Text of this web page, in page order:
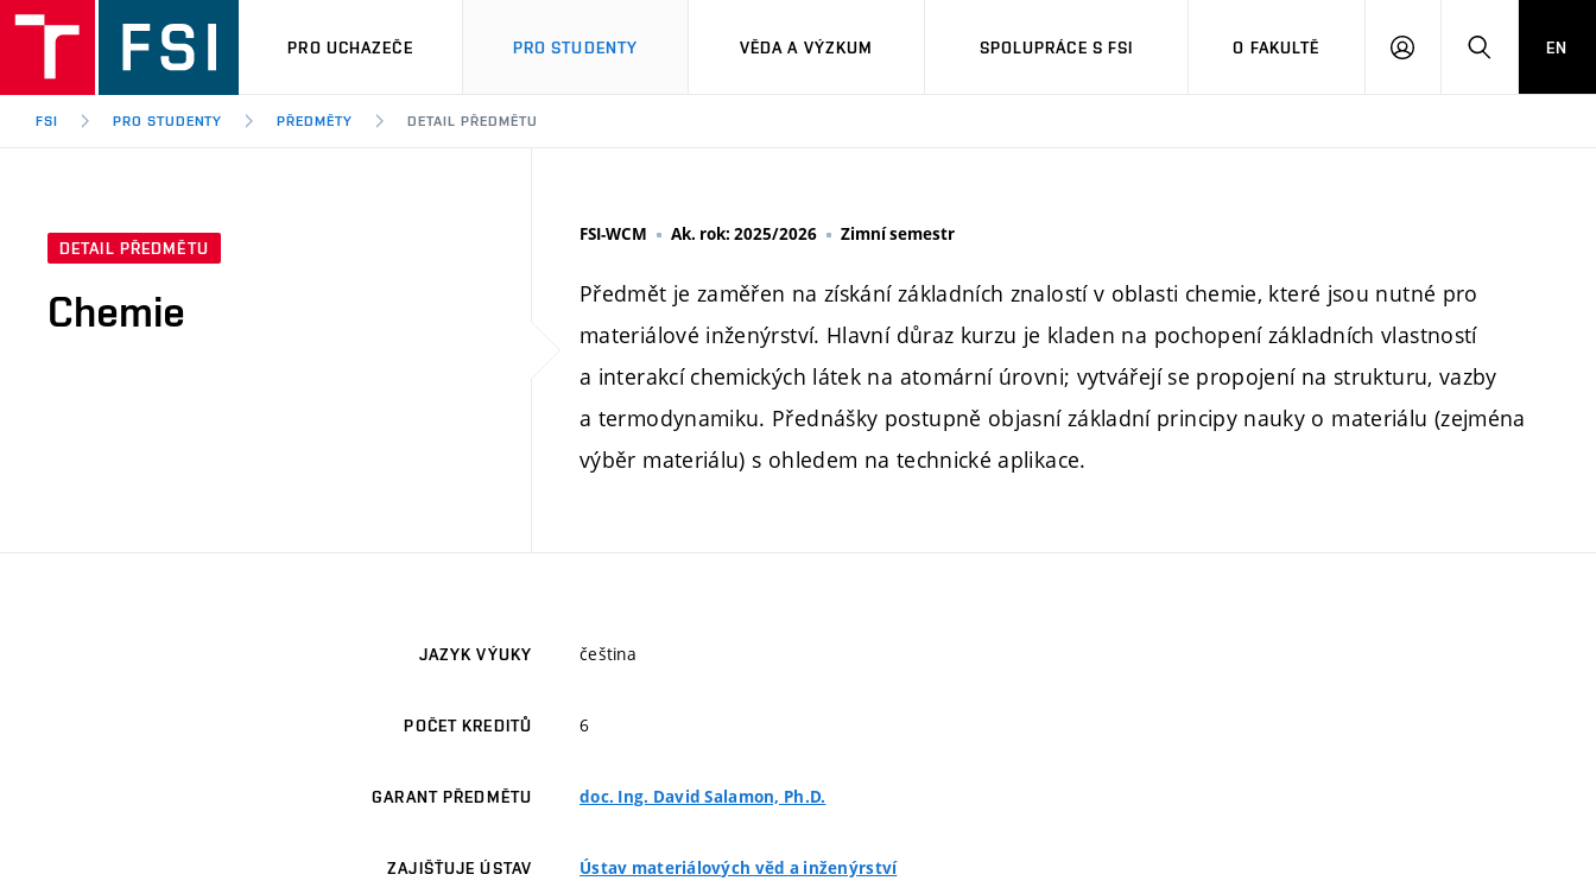
PRO UCHAZEČE PRO STUDENTY VĚDA A VÝZKUM SPOLUPRÁCE S FSI O FAKULTĚ
PŘIHLÁŠENÍHLEDAT
EN
FSI PRO STUDENTY PŘEDMĚTY DETAIL PŘEDMĚTU
DETAIL PŘEDMĚTU
Chemie
FSI-WCM Ak. rok: 2025/2026 Zimní semestr
Předmět je zaměřen na získání základních znalostí v oblasti chemie, které jsou nutné pro
materiálové inženýrství. Hlavní důraz kurzu je kladen na pochopení základních vlastností
a interakcí chemických látek na atomární úrovni; vytvářejí se propojení na strukturu, vazby
a termodynamiku. Přednášky postupně objasní základní principy nauky o materiálu (zejména
výběr materiálu) s ohledem na technické aplikace.
JAZYK VÝUKY čeština
POČET KREDITŮ 6
GARANT PŘEDMĚTU doc. Ing. David Salamon, Ph.D.
ZAJIŠŤUJE ÚSTAV Ústav materiálových věd a inženýrství